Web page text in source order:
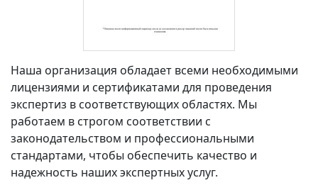
Наша организация обладает всеми необходимыми
лицензиями и сертификатами для проведения
экспертиз в соответствующих областях. Мы
работаем в строгом соответствии с
законодательством и профессиональными
стандартами, чтобы обеспечить качество и
надежность наших экспертных услуг.